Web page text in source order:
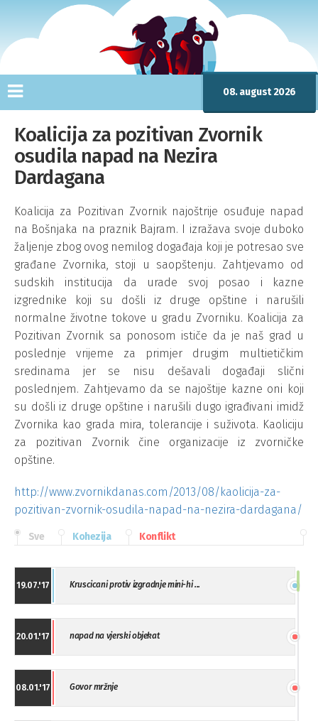
08. august 2026
Koalicija za pozitivan Zvornik
osudila napad na Nezira
Dardagana
Koalicija za Pozitivan Zvornik najoštrije osuđuje napad
na Bošnjaka na praznik Bajram. I izražava svoje duboko
žaljenje zbog ovog nemilog događaja koji je potresao sve
građane Zvornika, stoji u saopštenju. Zahtjevamo od
sudskih institucija da urade svoj posao i kazne
izgrednike koji su došli iz druge opštine i narušili
normalne životne tokove u gradu Zvorniku. Koalicija za
Pozitivan Zvornik sa ponosom ističe da je naš grad u
poslednje vrijeme za primjer drugim multietičkim
sredinama jer se nisu dešavali događaji slični
poslednjem. Zahtjevamo da se najoštije kazne oni koji
su došli iz druge opštine i narušili dugo igrađivani imidž
Zvornika kao grada mira, tolerancije i suživota. Kaoliciju
za pozitivan Zvornik čine organizacije iz zvorničke
opštine.
http://www.zvornikdanas.com/2013/08/kaolicija-za-
pozitivan-zvornik-osudila-napad-na-nezira-dardagana/
Sve Kohezija Konflikt
19.07.'17 Kruscicani protiv izgradnje mini-hi ...
20.01.'17 napad na vjerski objekat
08.01.'17 Govor mržnje